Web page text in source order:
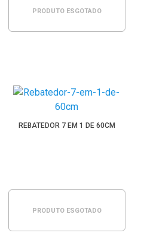
PRODUTO ESGOTADO
REBATEDOR 7 EM 1 DE 60CM
PRODUTO ESGOTADO